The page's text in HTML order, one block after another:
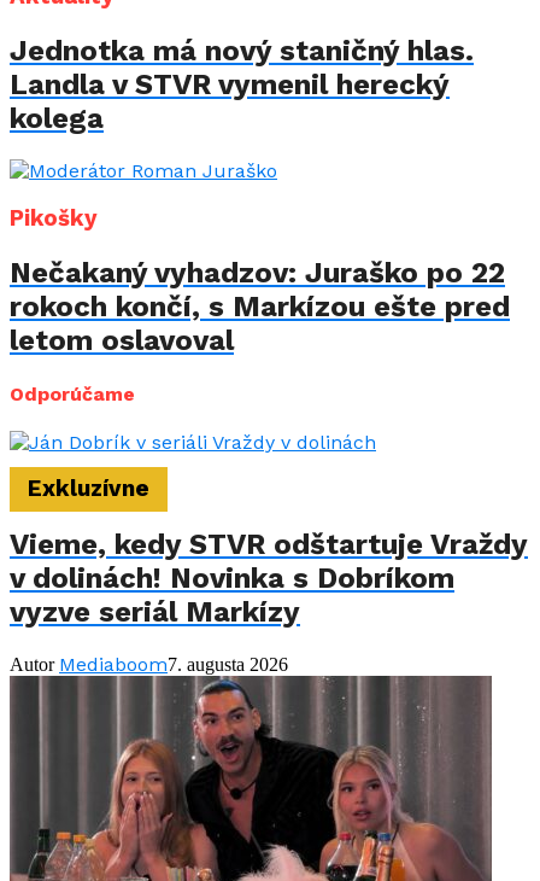
Jednotka má nový staničný hlas.
Landla v STVR vymenil herecký
kolega
Pikošky
Nečakaný vyhadzov: Juraško po 22
rokoch končí, s Markízou ešte pred
letom oslavoval
Odporúčame
Exkluzívne
Vieme, kedy STVR odštartuje Vraždy
v dolinách! Novinka s Dobríkom
vyzve seriál Markízy
Autor Mediaboom7. augusta 2026